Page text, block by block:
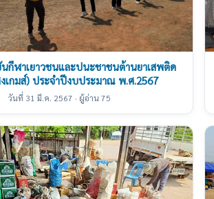
นกีฬาเยาวชนและปนะชาชนต้านยาเสพติด
เกมส์) ประจำปีงบประมาณ พ.ศ.2567
วันที่ 31 มี.ค. 2567 · ผู้อ่าน 75